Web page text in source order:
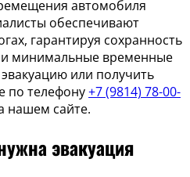
автомобиля
обеспечивают
гарантируя сохранность
и минимальные временные
или получить
по телефону+7 (9814) 78-00-
нашем сайте.
эвакуация